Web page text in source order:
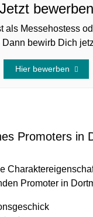
Jetzt bewerben
als Messehostess
bewirb Dich
Hier bewerben
Promoters in
Promoter in